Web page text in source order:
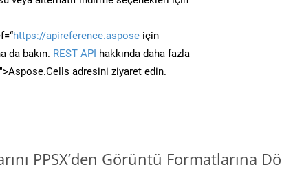
https://apireference.aspose için
da bakın. REST API hakkında daha fazla
adresini ziyaret edin.
PPSX’den Görüntü Formatlarına